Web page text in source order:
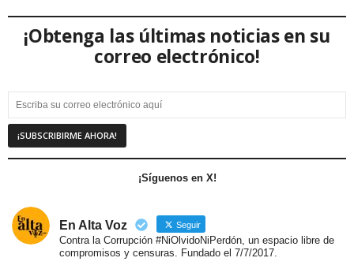
¡Obtenga las últimas noticias en su
correo electrónico!
¡Síguenos en X!
En Alta Voz Seguir
Contra la Corrupción #NiOlvidoNiPerdón, un espacio libre de
compromisos y censuras. Fundado el 7/7/2017.